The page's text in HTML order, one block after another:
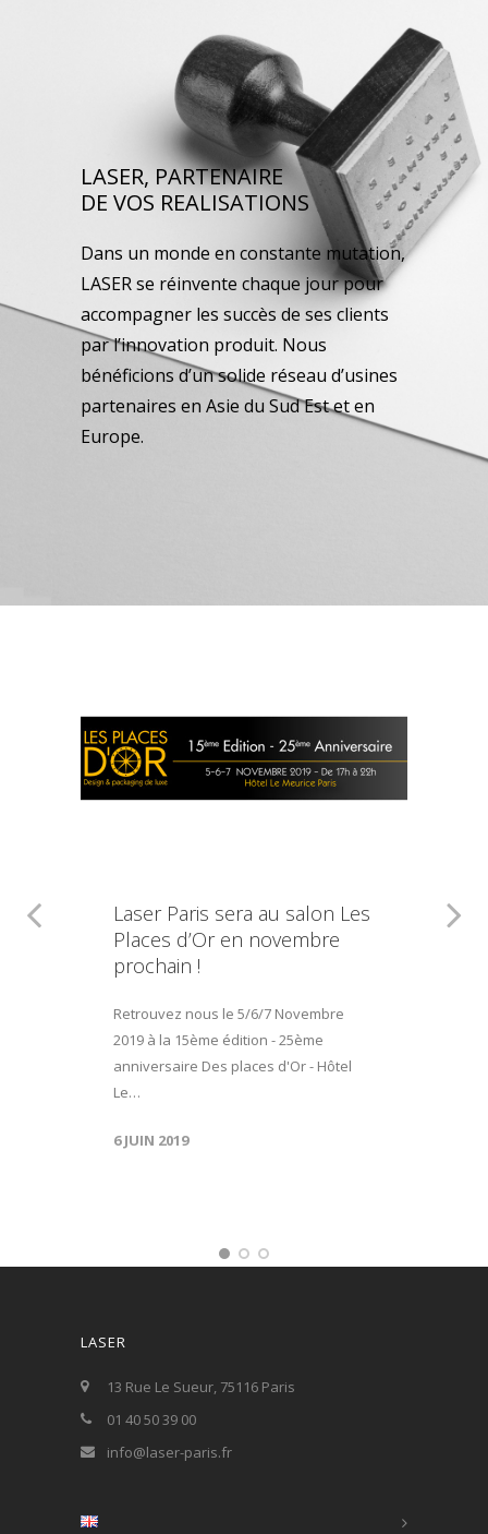
LASER, PARTENAIRE
DE VOS REALISATIONS
Dans un monde en constante mutation,
LASER se réinvente chaque jour pour
accompagner les succès de ses clients
par l’innovation produit. Nous
bénéficions d’un solide réseau d’usines
partenaires en Asie du Sud Est et en
Europe.
Laser Paris sera au salon Les
Places d’Or en novembre
prochain !
Retrouvez nous le 5/6/7 Novembre
2019 à la 15ème édition - 25ème
anniversaire Des places d'Or - Hôtel
Le…
6 JUIN 2019
LASER
13 Rue Le Sueur, 75116 Paris
01 40 50 39 00
info@laser-paris.fr